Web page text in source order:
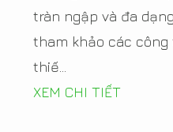
tràn ngập và đa
tham khảo các
thiế...
XEM CHI TIẾT